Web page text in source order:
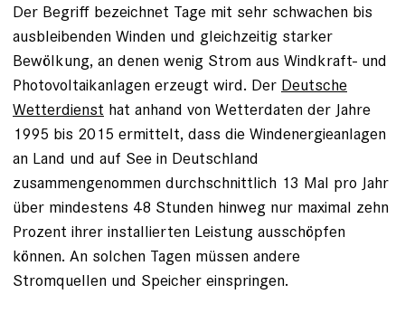
Der Begriff bezeichnet Tage mit sehr schwachen bis
ausbleibenden Winden und gleichzeitig starker
Bewölkung, an denen wenig Strom aus Windkraft- und
Photovoltaikanlagen erzeugt wird. Der Deutsche
Wetterdienst hat anhand von Wetterdaten der Jahre
1995 bis 2015 ermittelt, dass die Windenergieanlagen
an Land und auf See in Deutschland
zusammengenommen durchschnittlich 13 Mal pro Jahr
über mindestens 48 Stunden hinweg nur maximal zehn
Prozent ihrer installierten Leistung ausschöpfen
können. An solchen Tagen müssen andere
Stromquellen und Speicher einspringen.